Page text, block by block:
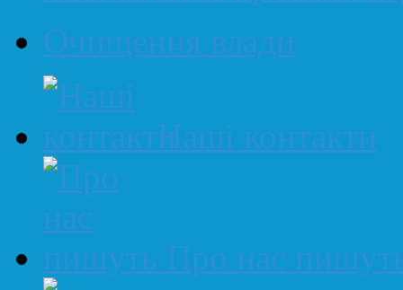
Очищення влади
Наші контакти
Про нас